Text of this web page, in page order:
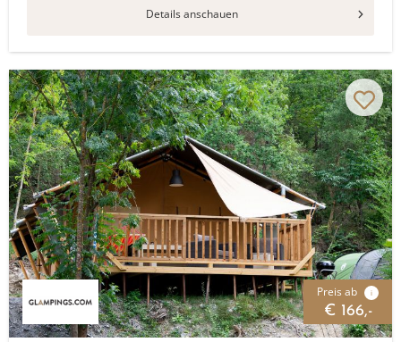
Details anschauen
Preis ab i
€ 166,-